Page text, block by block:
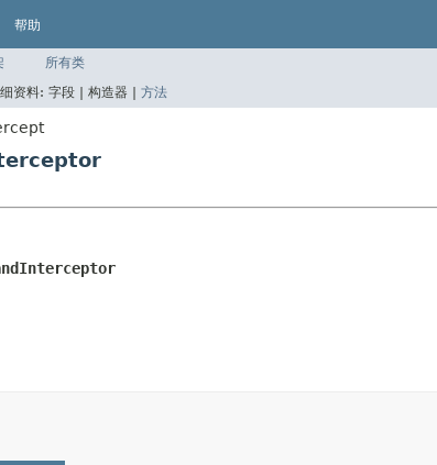
帮助
所有类
资料: 字段 | 构造器 | 方法